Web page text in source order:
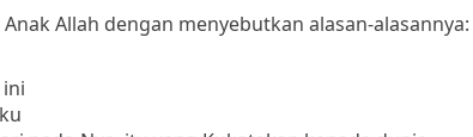
Allah dengan menyebutkan alasan-alasannya: